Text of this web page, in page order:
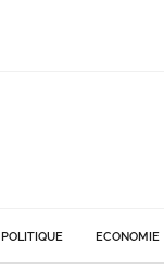
POLITIQUE ECONOMIE